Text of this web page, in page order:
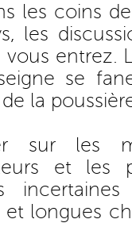
les coins
les
entrez.
se
la
sur les
et les
incertaines
longues